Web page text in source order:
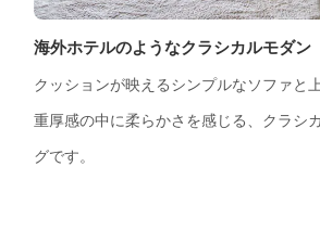
海外ホテルのようなクラシカルモダン
クッションが映えるシンプルなソファと
重厚感の中に柔らかさを感じる、クラシ
グです。